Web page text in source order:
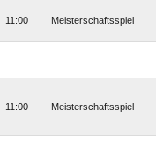
11:00 Meisterschaftsspiel
11:00 Meisterschaftsspiel